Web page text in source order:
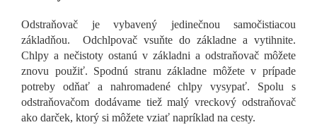
Odstraňovač je vybavený jedinečnou samočistiacou
základňou. Odchlpovač vsuňte do základne a vytihnite.
Chlpy a nečistoty ostanú v základni a odstraňovač môžete
znovu použiť. Spodnú stranu základne môžete v prípade
potreby odňať a nahromadené chlpy vysypať. Spolu s
odstraňovačom dodávame tiež malý vreckový odstraňovač
ako darček, ktorý si môžete vziať napríklad na cesty.